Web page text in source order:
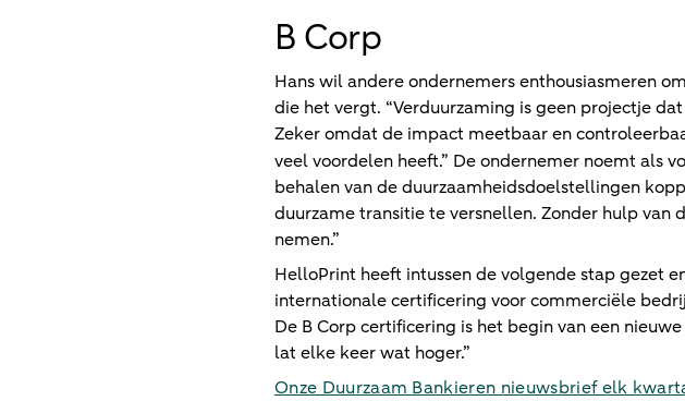
B Corp
Hans wil andere ondernemers enthousiasmeren
die het vergt. “Verduurzaming is geen projectje
Zeker omdat de impact meetbaar en
veel voordelen heeft.” De ondernemer noemt als
behalen van de duurzaamheidsdoelstellingen
duurzame transitie te versnellen. Zonder hulp van
nemen.”
HelloPrint heeft intussen de volgende stap gezet
internationale certificering voor commerciële
De B Corp certificering is het begin van een
lat elke keer wat hoger.”
Onze Duurzaam Bankieren nieuwsbrief elk